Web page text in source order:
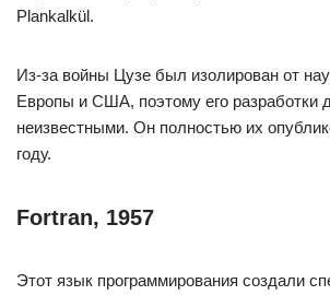
Plankalkül.
Из-за войны Цузе был изолирован от
Европы и США, поэтому его разработки
неизвестными. Он полностью их
году.
Fortran, 1957
Этот язык программирования создали